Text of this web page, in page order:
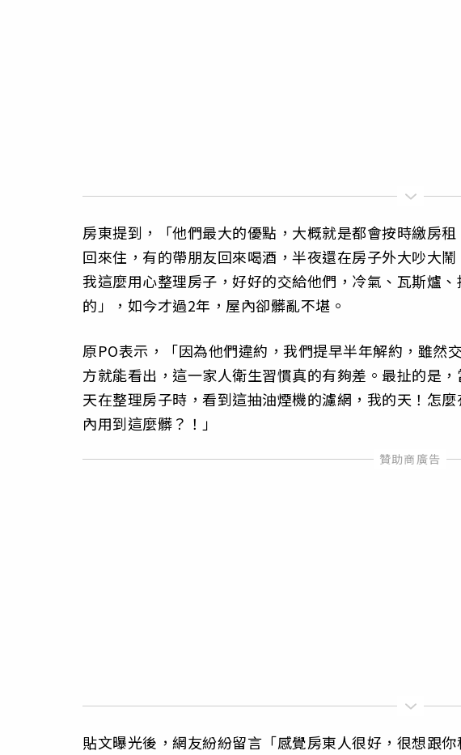
房東提到，「他們最大的優點，大概就是都會按時繳房
回來住，有的帶朋友回來喝酒，半夜還在房子外大吵大
我這麼用心整理房子，好好的交給他們，冷氣、瓦斯爐
的」，如今才過2年，屋內卻髒亂不堪。
原PO表示，「因為他們違約，我們提早半年解約，雖然
方就能看出，這一家人衛生習慣真的有夠差。最扯的是
天在整理房子時，看到這抽油煙機的濾網，我的天！怎
內用到這麼髒？！」
貼文曝光後，網友紛紛留言「感覺房東人很好，很想跟